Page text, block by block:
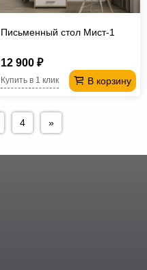
Письменный стол Мист-1
12 900 ₽
В корзину
Купить в 1 клик
4 »